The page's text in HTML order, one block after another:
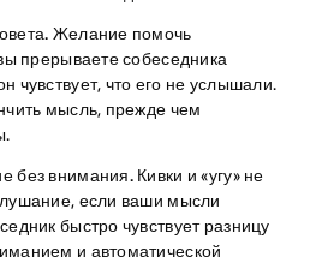
Желание помочь
прерываете собеседника
чувствует, что его не услышали.
мысль, прежде чем
без внимания.Кивки и «угу» не
если ваши мысли
быстро чувствует разницу
и автоматической